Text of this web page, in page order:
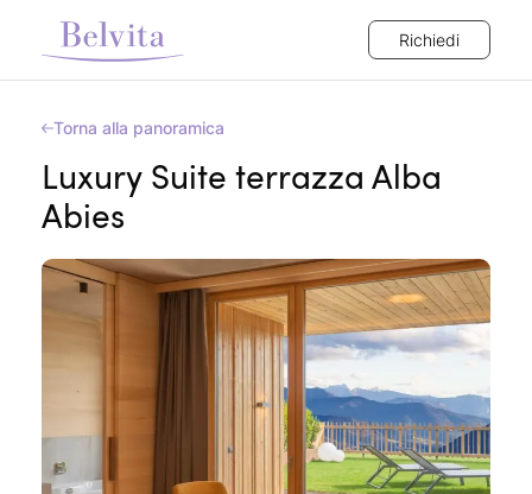
Richiedi
Torna alla panoramica
Luxury Suite terrazza Alba
Abies